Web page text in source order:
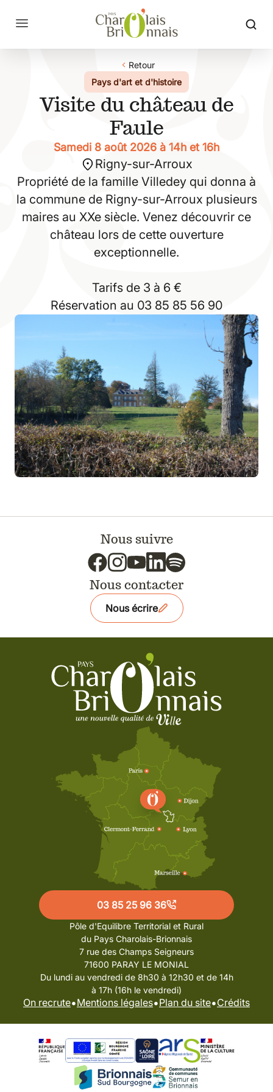
Retour
Pays d'art et d'histoire
Visite du château de
Faule
Samedi 8 août 2026 à 14h et 16h
Rigny-sur-Arroux
Propriété de la famille Villedey qui donna à
la commune de Rigny-sur-Arroux plusieurs
maires au XXe siècle. Venez découvrir ce
château lors de cette ouverture
exceptionnelle.
Tarifs de 3 à 6 €
Réservation au 03 85 85 56 90
Nous suivre
Nous contacter
Nous écrire
03 85 25 96 36
Pôle d'Equilibre Territorial et Rural
du Pays Charolais-Brionnais
7 rue des Champs Seigneurs
71600 PARAY LE MONIAL
Du lundi au vendredi de 8h30 à 12h30 et de 14h
à 17h (16h le vendredi)
On recrute•Mentions légales•Plan du site•Crédits